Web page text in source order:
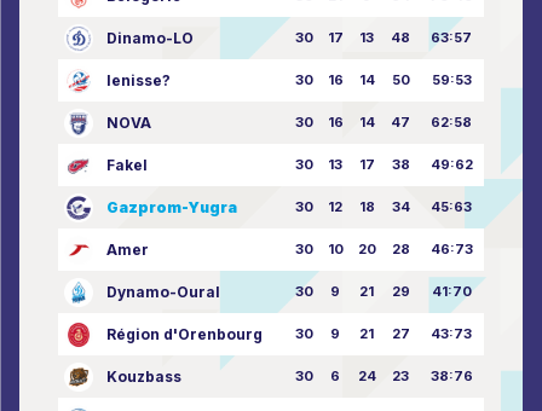
Dinamo-LO 30 17 13 48 63:57
Ienisse? 30 16 14 50 59:53
NOVA 30 16 14 47 62:58
Fakel 30 13 17 38 49:62
Gazprom-Yugra 30 12 18 34 45:63
Amer 30 10 20 28 46:73
Dynamo-Oural 30 9 21 29 41:70
Région d'Orenbourg 30 9 21 27 43:73
Kouzbass 30 6 24 23 38:76